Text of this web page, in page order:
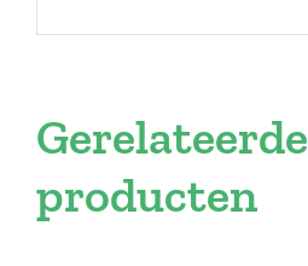
Gerelateerde
producten